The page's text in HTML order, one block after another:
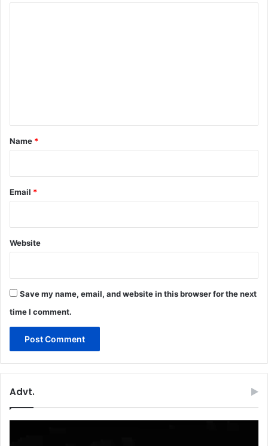
*
Name *
Email *
Website
Save my name, email, and website in this browser for the next
time I comment.
Advt.